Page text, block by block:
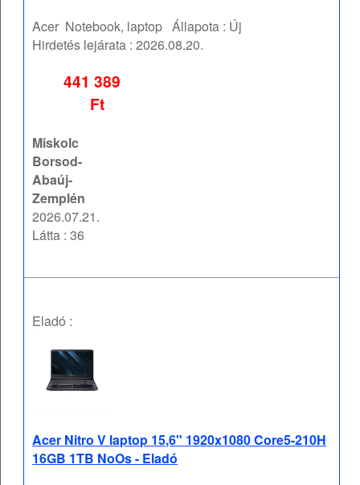
Acer Notebook, laptop Állapota : Új
Hirdetés lejárata :2026.08.20.
441 389
Ft
Miskolc
Borsod-
Abaúj-
Zemplén
2026.07.21.
Látta : 36
Eladó :
Acer Nitro V laptop 15,6" 1920x1080 Core5-210H
16GB 1TB NoOs - Eladó